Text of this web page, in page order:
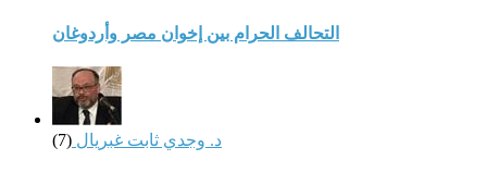
التحالف الحرام بين إخوان مصر وأردوغان
د. وجدي ثابت غبريال (7)